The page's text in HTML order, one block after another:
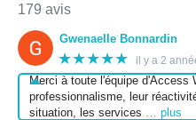
179 avis
Gwenaelle Bonnardin
★★★★★ il y a 2
Merci à toute l'équipe d'Access
professionnalisme, leur
situation, les services
… plus